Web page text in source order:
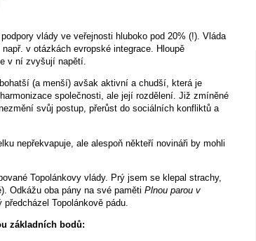
vlády ve veřejnosti hluboko pod 20% (!). Vláda
v otázkách evropské integrace. Hloupě
v ní zvyšují napětí.
(a menší) avšak aktivní a chudší, která je
společnosti, ale její rozdělení. Již zmíněné
svůj postup, přerůst do sociálních konfliktů a
nepřekvapuje, ale alespoň někteří novináři by mohli
Topolánkovy vlády. Prý jsem se klepal strachy,
Odkážu oba pány na své paměti Plnou parou v
Topolánkově pádu.
základních bodů: